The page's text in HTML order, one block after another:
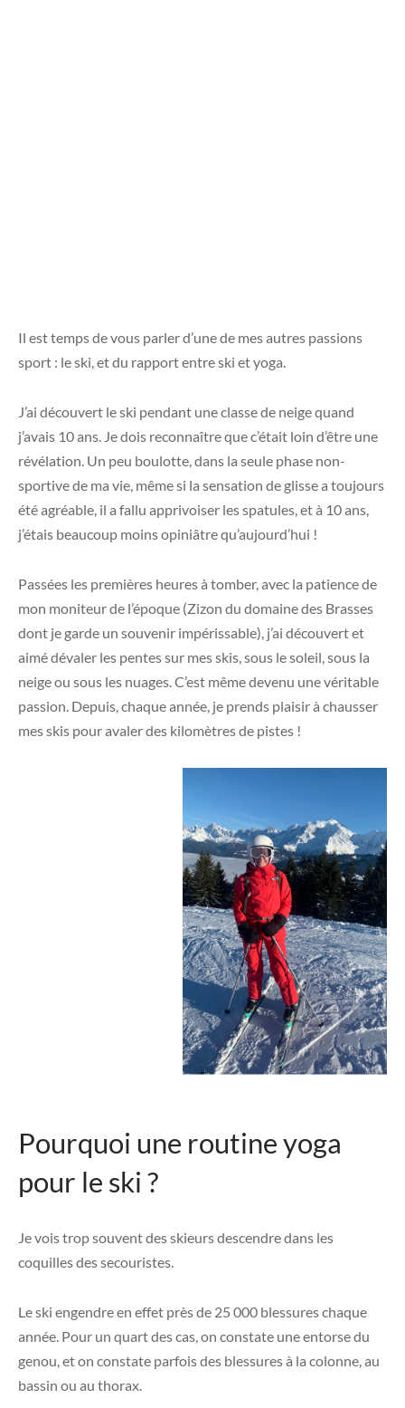
Il est temps de vous parler d’une de mes autres passions
sport : le ski, et du rapport entre ski et yoga.
J’ai découvert le ski pendant une classe de neige quand
j’avais 10 ans. Je dois reconnaître que c’était loin d’être une
révélation. Un peu boulotte, dans la seule phase non-
sportive de ma vie, même si la sensation de glisse a toujours
été agréable, il a fallu apprivoiser les spatules, et à 10 ans,
j’étais beaucoup moins opiniâtre qu’aujourd’hui !
Passées les premières heures à tomber, avec la patience de
mon moniteur de l’époque (Zizon du domaine des Brasses
dont je garde un souvenir impérissable), j’ai découvert et
aimé dévaler les pentes sur mes skis, sous le soleil, sous la
neige ou sous les nuages. C’est même devenu une véritable
passion. Depuis, chaque année, je prends plaisir à chausser
mes skis pour avaler des kilomètres de pistes !
Pourquoi une routine yoga
pour le ski ?
Je vois trop souvent des skieurs descendre dans les
coquilles des secouristes.
Le ski engendre en effet près de 25 000 blessures chaque
année. Pour un quart des cas, on constate une entorse du
genou, et on constate parfois des blessures à la colonne, au
bassin ou au thorax.